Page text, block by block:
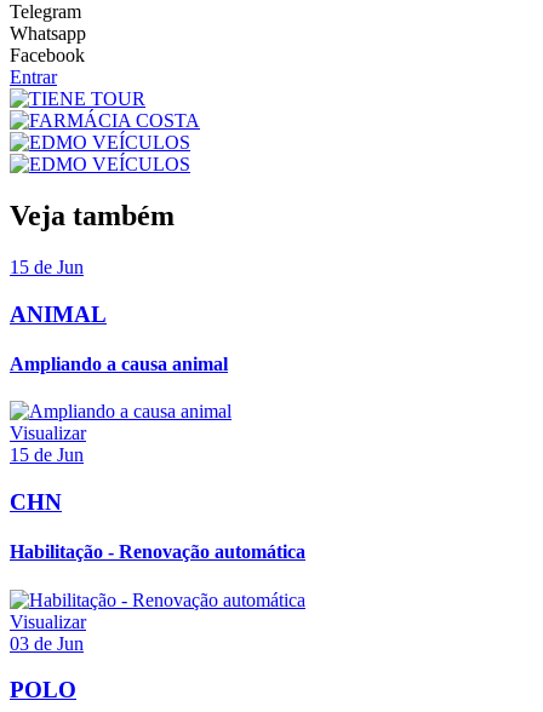
Telegram
Whatsapp
Facebook
Entrar
Veja também
15 de Jun
ANIMAL
Ampliando a causa animal
Visualizar
15 de Jun
CHN
Habilitação - Renovação automática
Visualizar
03 de Jun
POLO